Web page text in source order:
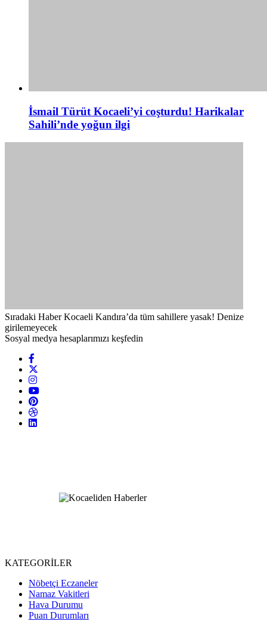
İsmail Türüt Kocaeli’yi coşturdu! Harikalar
Sahili’nde yoğun ilgi
Sıradaki Haber Kocaeli Kandıra’da tüm sahillere yasak! Denize
girilemeyecek
Sosyal medya hesaplarımızı keşfedin
KATEGORİLER
Nöbetçi Eczaneler
Namaz Vakitleri
Hava Durumu
Puan Durumları